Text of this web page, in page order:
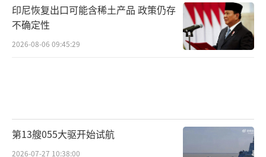
印尼恢复出口可能含稀土产品 政策仍存
不确定性
2026-08-06 09:45:29
第13艘055大驱开始试航
2026-07-27 10:38:00